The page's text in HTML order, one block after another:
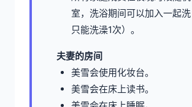
室，洗浴期间可以加入一起
只能洗澡1次）。
夫妻的房间
美雪会使用化妆台。
美雪会在床上读书。